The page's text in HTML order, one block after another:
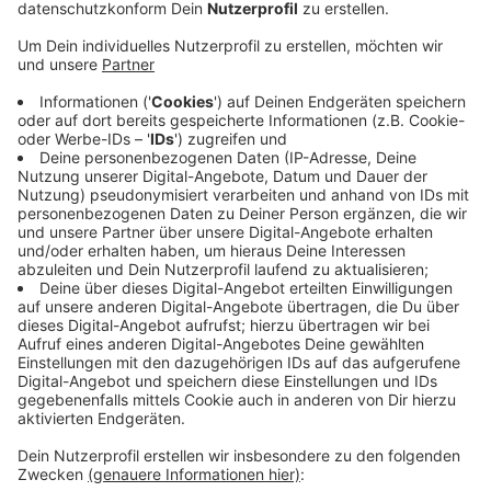
Auf Höhe der Coesfelder Bauerschaft Harle ist in der
Nacht ein Auto aus noch ungeklärter Ursache von der
Bundesstraße abgekommen und gegen einen Baum
geprallt. Die Fahrerin und ihre Tochter waren im Auto
eingeklemmt. Die Feuerwehr musste die beiden
befreien. Dafür und zur Unfallaufnahme war die B 525
zwischen der Daruper Straße und dem Abzweig zum
Kloster Gerleve knapp zwei Stunden vollgesperrt.
Mutter und Tochter kamen leicht verletzt ins
Krankenhaus. Auf der A43 war die Autobahn in
Richtung Münster ebenfalls knapp zwei Stunden
vollgesperrt - um die Fahrbahn zu säubern. Hier war
Sprit im Baustellenbereich ausgelaufen. Wer der
Verursacher ist, ist noch unklar. Die Polizei vermutet
einen aufgerissen Tank bei einem LKW.
Anzeige